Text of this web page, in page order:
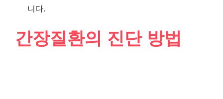
니다.
간장질환의 진단 방법